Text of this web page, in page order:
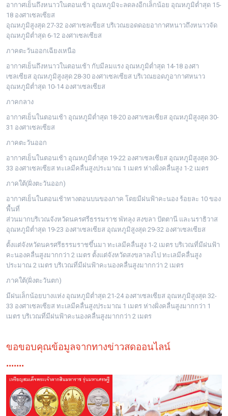
อากาศเย็นถึงหนาวในตอนเช้า อุณหภูมิจะลดลงอีกเล็กน้อย อุณหภูมิต่ำสุด 15-
18 องศาเซลเซียส
อุณหภูมิสูงสุด 27-32 องศาเซลเซียส บริเวณยอดดอยอากาศหนาวถึงหนาวจัด
อุณหภูมิต่ำสุด 6-12 องศาเซลเซียส
ภาคตะวันออกเฉียงเหนือ
อากาศเย็นถึงหนาวในตอนเช้า กับมีลมแรง อุณหภูมิต่ำสุด 14-18 องศา
เซลเซียส อุณหภูมิสูงสุด 28-30 องศาเซลเซียส บริเวณยอดภูอากาศหนาว
อุณหภูมิต่ำสุด 10-14 องศาเซลเซียส
ภาคกลาง
อากาศเย็นในตอนเช้า อุณหภูมิต่ำสุด 18-20 องศาเซลเซียส อุณหภูมิสูงสุด 30-
31 องศาเซลเซียส
ภาคตะวันออก
อากาศเย็นในตอนเช้า อุณหภูมิต่ำสุด 19-22 องศาเซลเซียส อุณหภูมิสูงสุด 30-
33 องศาเซลเซียส ทะเลมีคลื่นสูงประมาณ 1 เมตร ห่างฝั่งคลื่นสูง 1-2 เมตร
ภาคใต้(ฝั่งตะวันออก)
อากาศเย็นในตอนเช้าทางตอนบนของภาค โดยมีฝนฟ้าคะนอง ร้อยละ 10 ของ
พื้นที่
ส่วนมากบริเวณจังหวัดนครศรีธรรมราช พัทลุง สงขลา ปัตตานี และนราธิวาส
อุณหภูมิต่ำสุด 19-23 องศาเซลเซียส อุณหภูมิสูงสุด 29-32 องศาเซลเซียส
ตั้งแต่จังหวัดนครศรีธรรมราชขึ้นมา ทะเลมีคลื่นสูง 1-2 เมตร บริเวณที่มีฝนฟ้า
คะนองคลื่นสูงมากกว่า 2 เมตร ตั้งแต่จังหวัดสงขลาลงไป ทะเลมีคลื่นสูง
ประมาณ 2 เมตร บริเวณที่มีฝนฟ้าคะนองคลื่นสูงมากกว่า 2 เมตร
ภาคใต้(ฝั่งตะวันตก)
มีฝนเล็กน้อยบางแห่ง อุณหภูมิต่ำสุด 21-24 องศาเซลเซียส อุณหภูมิสูงสุด 32-
33 องศาเซลเซียส ทะเลมีคลื่นสูงประมาณ 1 เมตร ห่างฝั่งคลื่นสูงมากกว่า 1
เมตร บริเวณที่มีฝนฟ้าคะนองคลื่นสูงมากกว่า 2 เมตร
ขอขอบคุณข้อมูลจากทางข่าวสดออนไลน์
.......